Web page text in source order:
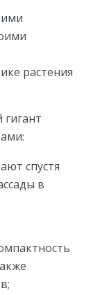
растения
спустя
в